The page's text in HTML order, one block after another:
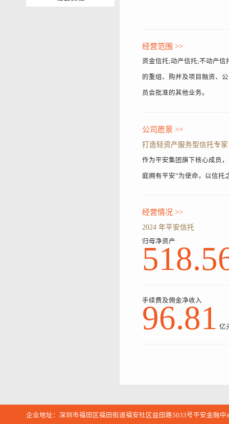
经营范围 >>
资金信托;动产信托;不动产信
的重组、购并及项目融资、
员会批准的其他业务。
公司愿景 >>
打造轻资产服务型信托专家
作为平安集团旗下核心成员
庭拥有平安”为使命，以信托
经营情况 >>
2024 年平安信托
归母净资产
手续费及佣金净收入
96.81 亿
企业地址：深圳市福田区福田街道福安社区益田路5033号平安金融中